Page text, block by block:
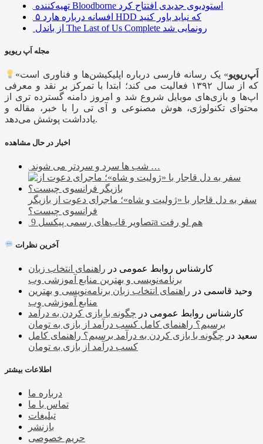
تهیه‌کننده Bloodborne استودیوی جدیدی افتتاح کرد
۵ افسانه درباره هارد HDD که نباید باور کنید
از باندل The Last of Us Complete رونمایی شد
مجله اَپ ریویو
« اَپ‌ریویو» یک رسانه فارسی درباره اپلیکیشن‌ها و فناوری است
که از سال ۱۳۹۲ فعالیت می کند؛ ابتدا با تمرکز بر نقد و معرفی
اپ‌ها و بازی‌های موبایل شروع شد و امروز دامنه گسترده تری از
محتوای تکنولوژی، هوش مصنوعی و آی تی را با خبر، مقاله و
یادداشت پوشش می‌دهد.
اخبار در حال مشاهده
شب ها سرد و سردتر می شوند …
سفر به دل قاجار با «ژولیت و شاه»؛ ماجرای دعوت از ‌بازیگر
فرانسوی چیست؟
تصاویر قاب‌های رسمی پیکسل 9a هم لو رفت
آخرین نظرات
کارشناس روابط عمومی در راهنمای انتخاب زبان
برنامه‌نویسی و بهترین منابع آموزشی وب
وحید قاسمی در راهنمای انتخاب زبان برنامه‌نویسی و بهترین
منابع آموزشی وب
کارشناس روابط عمومی در چگونه با بازی کردن به درآمد
برسیم؟ راهنمای کامل کسب درآمد از بازی به تومان
سعید در چگونه با بازی کردن به درآمد برسیم؟ راهنمای کامل
کسب درآمد از بازی به تومان
اطلاعات بیشتر
درباره ما
تماس با ما
تبلیغات
بازنشر
حریم خصوصی